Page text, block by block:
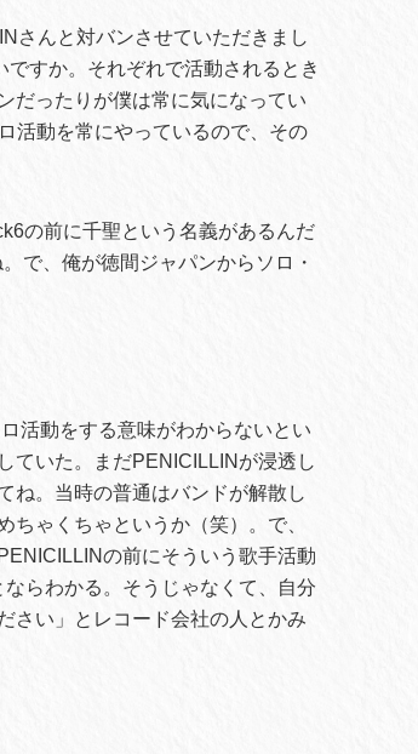
さんと対バンさせていただきまし
すか。それぞれで活動されるとき
だったりが僕は常に気になってい
活動を常にやっているので、その
の前に千聖という名義があるんだ
で、俺が徳間ジャパンからソロ・
活動をする意味がわからないとい
ていた。まだPENICILLINが浸透し
ね。当時の普通はバンドが解散し
ゃくちゃというか（笑）。で、
の前にそういう歌手活動
らわかる。そうじゃなくて、自分
さい」とレコード会社の人とかみ